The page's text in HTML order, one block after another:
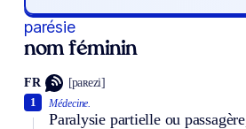
parésie
nom féminin
FR [paʀezi]
Médecine.
Paralysie partielle ou
1